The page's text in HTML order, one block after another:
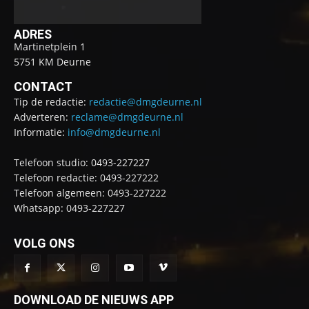
ADRES
Martinetplein 1
5751 KM Deurne
CONTACT
Tip de redactie: redactie@dmgdeurne.nl
Adverteren: reclame@dmgdeurne.nl
Informatie: info@dmgdeurne.nl
Telefoon studio: 0493-227227
Telefoon redactie: 0493-227222
Telefoon algemeen: 0493-227222
Whatsapp: 0493-227227
VOLG ONS
DOWNLOAD DE NIEUWS APP